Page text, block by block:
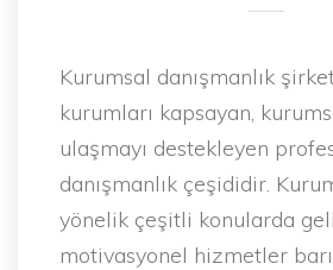
Kurumsal danışmanlık
kurumları kapsayan,
ulaşmayı destekleyen
danışmanlık çeşididir.
yönelik çeşitli konularda
motivasyonel hizmetler